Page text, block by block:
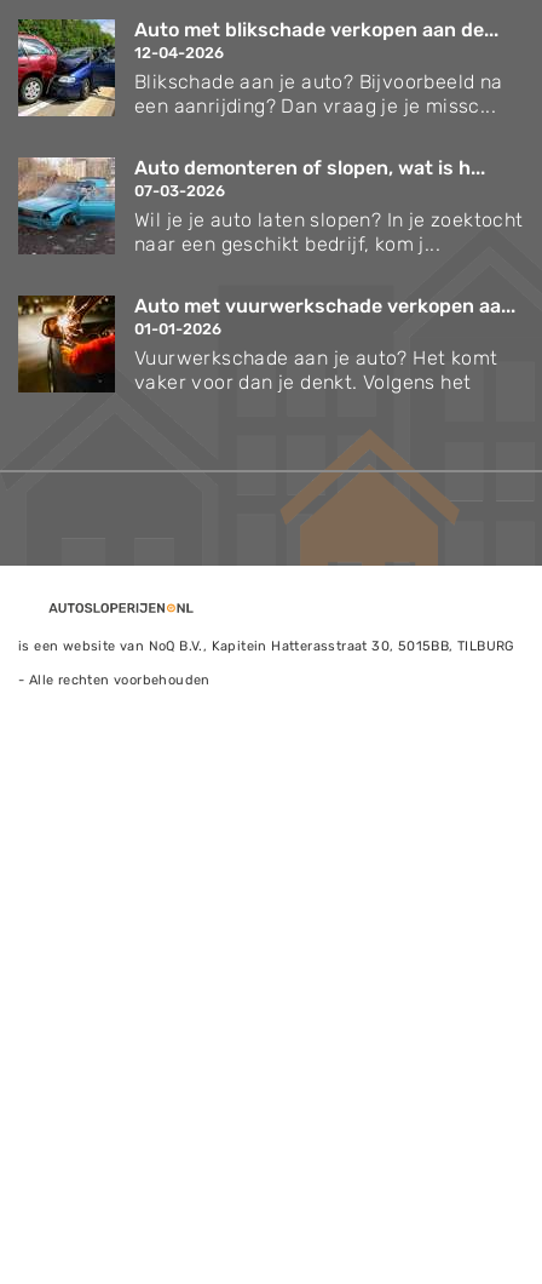
Auto met blikschade verkopen aan de...
12-04-2026
Blikschade aan je auto? Bijvoorbeeld na
een aanrijding? Dan vraag je je missc...
Auto demonteren of slopen, wat is h...
07-03-2026
Wil je je auto laten slopen? In je zoektocht
naar een geschikt bedrijf, kom j...
Auto met vuurwerkschade verkopen aa...
01-01-2026
Vuurwerkschade aan je auto? Het komt
vaker voor dan je denkt. Volgens het
is een website van NoQ B.V., Kapitein Hatterasstraat 30, 5015BB, TILBURG
- Alle rechten voorbehouden